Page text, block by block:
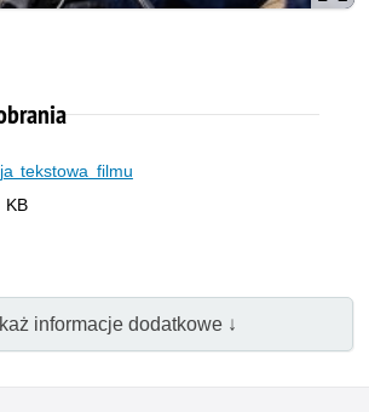
tekstowa filmu
informacje dodatkowe ↓